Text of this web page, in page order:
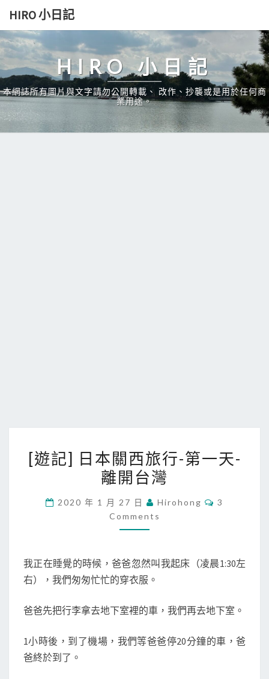
Skip
content
HIRO 小日記
HIRO 小日記
本網誌所有圖片與文字請勿公開轉載、 改作、抄襲或是用於任何商
業用途。
遊
記
日
本
西
旅
-
一
[遊記] 日本關西旅行-第一天-
離開台灣
2020 年 1 月 27 日 Hirohong
C
T
S
3
Comments
我正在睡覺的時候，爸爸忽然叫我起床（凌晨1:30左
右），我們匆匆忙忙的穿衣服。
爸爸先把行李拿去地下室裡的車，我們再去地下室。
1小時後，到了機場，我們等爸爸停20分鐘的車，爸
爸終於到了。